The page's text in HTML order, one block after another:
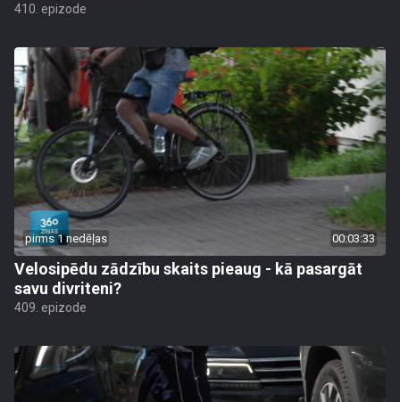
410. epizode
pirms 1 nedēļas 00:03:33
Velosipēdu zādzību skaits pieaug - kā pasargāt
savu divriteni?
409. epizode